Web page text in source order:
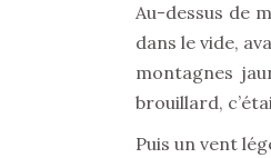
Au-dessus de
dans le vide,
montagnes
brouillard,
Puis un vent